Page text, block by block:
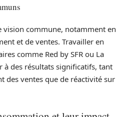
vision commune, notamment en
et de ventes. Travailler en
comme Red by SFR ou La
à des résultats significatifs, tant
des ventes que de réactivité sur